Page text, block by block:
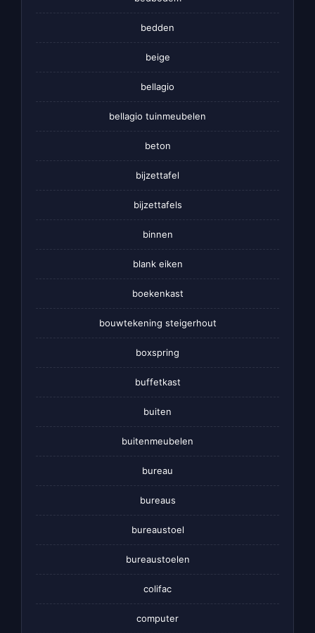
bedden
beige
bellagio
bellagio tuinmeubelen
beton
bijzettafel
bijzettafels
binnen
blank eiken
boekenkast
bouwtekening steigerhout
boxspring
buffetkast
buiten
buitenmeubelen
bureau
bureaus
bureaustoel
bureaustoelen
colifac
computer